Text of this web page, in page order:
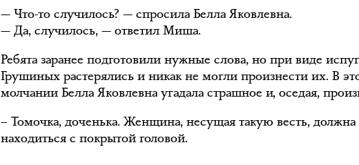
— Что-то случилось? — спросила Белла Яковлевна.
— Да, случилось, — ответил Миша.
Ребята заранее подготовили нужные слова, но при виде
Грушиных растерялись и никак не могли произнести их. В
молчании Белла Яковлевна угадала страшное и, оседая,
– Томочка, доченька. Женщина, несущая такую весть, должна
находиться с покрытой головой.